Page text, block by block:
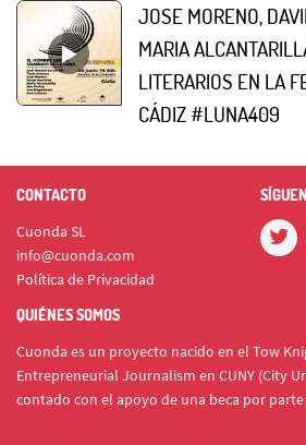
JOSE MORENO,
MARIA
LITERARIOS EN LA
CÁDIZ #LUNA409
CONTACTO
Cuonda SL
info@cuonda.com
Política de Privacidad
QUIÉNES SOMOS
Cuonda es un proyecto nacido en el Tow
Entrepreneurial Journalism en CUNY (City
contado con el apoyo de una beca por